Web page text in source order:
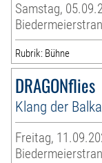
Samstag,
Rubrik: Bühne
DRAGONflies
Klang der
Freitag,